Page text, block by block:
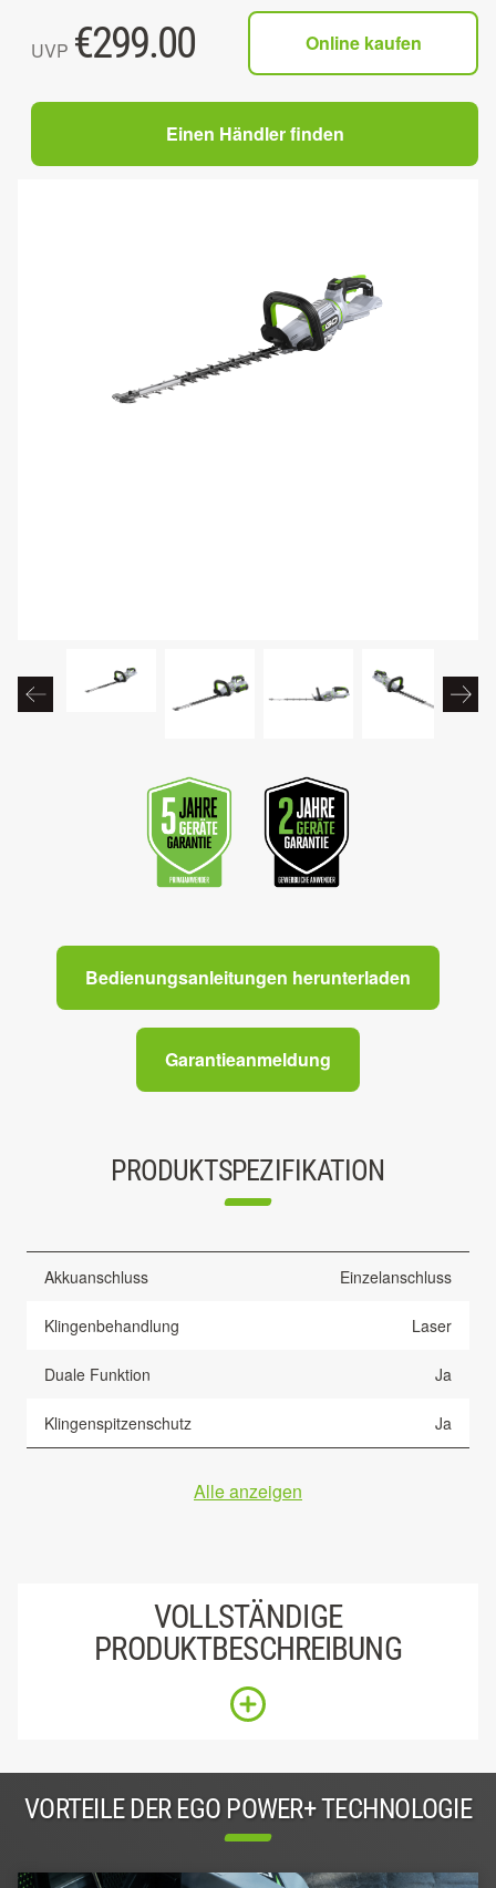
Bedienungsanleitungen herunterladen
Garantieanmeldung
UVP €299.00 Online kaufen
Einen Händler finden
PRODUKTSPEZIFIKATION
Akkuanschluss Einzelanschluss
Klingenbehandlung Laser
Duale Funktion Ja
Klingenspitzenschutz Ja
Alle anzeigen
VOLLSTÄNDIGE
PRODUKTBESCHREIBUNG
VORTEILE DER EGO POWER+ TECHNOLOGIE